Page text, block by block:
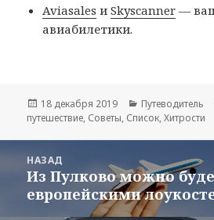
Aviasales иSkyscanner —
авиабилетики.
Опубликовано
18 декабря 2019 Рубрики
Путеводитель
путешествие, Советы, Список,Хитрости
записям
НАЗАД
Предыдущая
запись:
Из Пулково можно
европейскими